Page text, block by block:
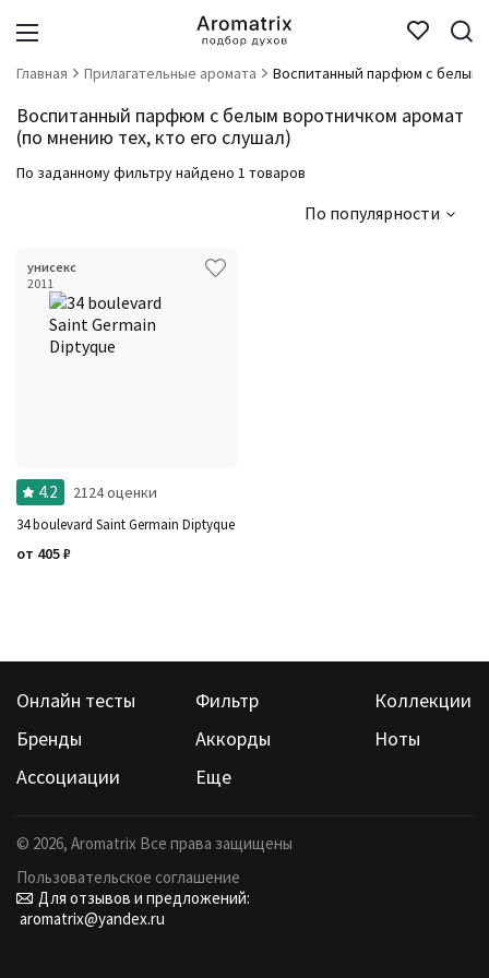
Главная Прилагательные аромата Воспитанный парфюм с белым
Воспитанный парфюм с белым воротничком аромат
(по мнению тех, кто его слушал)
По заданному фильтру найдено 1 товаров
По популярности
унисекс
2011
4.2 2124 оценки
34 boulevard Saint Germain Diptyque
от 405₽
Онлайн тесты Фильтр
Коллекции
Бренды
Аккорды
Ноты
Ассоциации
Еще
© 2026, Aromatrix Все права защищены
Пользовательское соглашение
Для отзывов и предложений:
aromatrix@yandex.ru